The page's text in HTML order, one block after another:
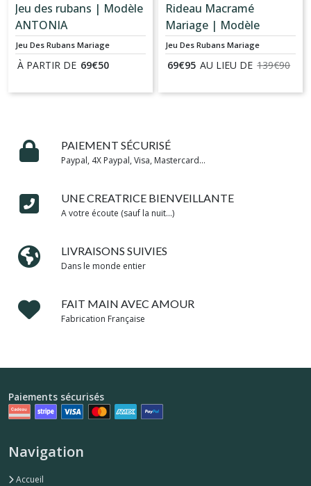
Jeu des rubans | Modèle
ANTONIA
Jeu Des Rubans Mariage
À PARTIR DE 69€50
Rideau Macramé
Mariage | Modèle
MALIA
Jeu Des Rubans Mariage
69€95 AU LIEU DE 139€90
PAIEMENT SÉCURISÉ
Paypal, 4X Paypal, Visa, Mastercard...
UNE CREATRICE BIENVEILLANTE
A votre écoute (sauf la nuit...)
LIVRAISONS SUIVIES
Dans le monde entier
FAIT MAIN AVEC AMOUR
Fabrication Française
Paiements sécurisés
Navigation
Accueil